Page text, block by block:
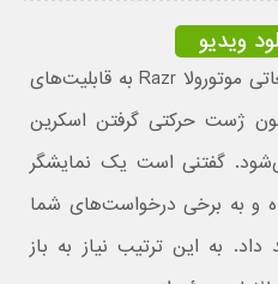
ویدیو
در یکی دیگر از ویدیوهای تبلیغاتی موتورولا Razr به قابلیت‌های
ژست حرکتی گرفتن اسکرین
گفتنی است یک نمایشگر
و به برخی درخواست‌های شما
به این ترتیب نیاز به باز